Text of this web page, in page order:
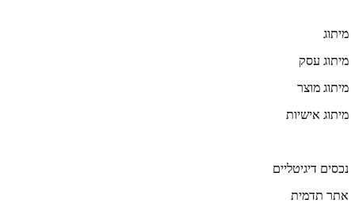
מיתוג
מיתוג עסק
מיתוג מוצר
מיתוג אישיות
נכסים‭ ‬דיגיטליים
אתר תדמית